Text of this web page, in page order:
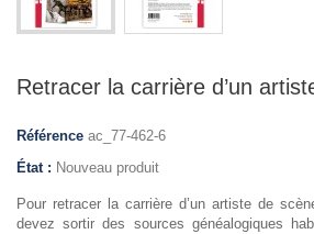
Retracer la carrière d’un
Référence ac_77-462-6
État : Nouveau produit
Pour retracer la carrière d’un artiste de
devez sortir des sources généalogiques